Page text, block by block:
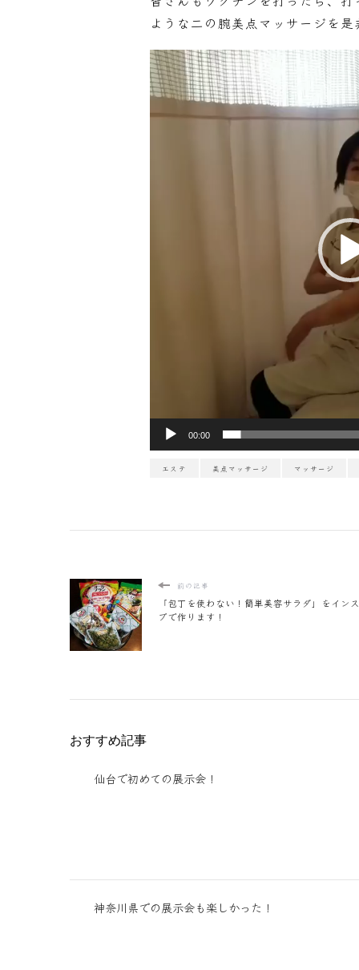
ような二の腕美点マッサージを
動
画
プ
レ
00:00
エステ 美点マッサージ マッサージ
前の記事
「包丁を使わない！簡単美容サラダ」をイン
ブで作ります！
おすすめ記事
仙台で初めての展示会！
神奈川県での展示会も楽しかった！